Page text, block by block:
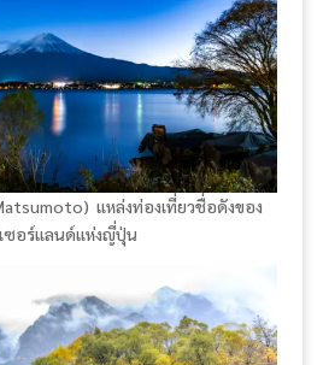
แหล่งท่องเที่ยวชื่อดังของ
ซอร์แลนด์แห่งญี่ปุ่น